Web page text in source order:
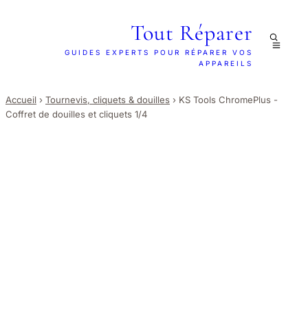
Tout Réparer
GUIDES EXPERTS POUR RÉPARER VOS
APPAREILS
Accueil › Tournevis, cliquets & douilles › KS Tools ChromePlus -
Coffret de douilles et cliquets 1/4